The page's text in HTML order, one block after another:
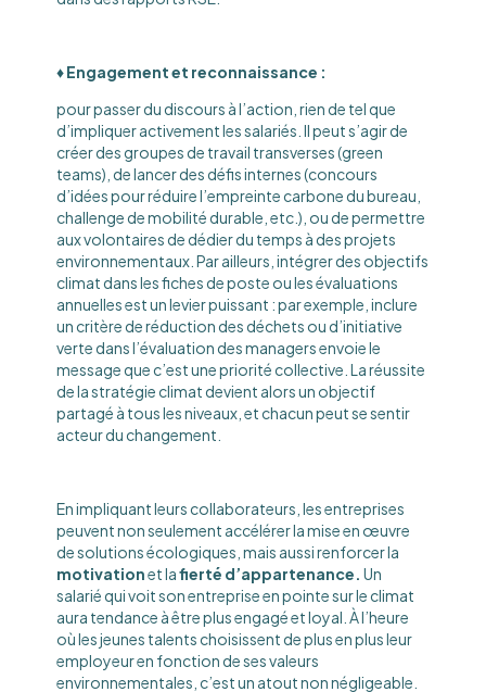
♦️ Engagement et reconnaissance :
pour passer du discours à l’action, rien de tel que
d’impliquer activement les salariés. Il peut s’agir de
créer des groupes de travail transverses (green
teams), de lancer des défis internes (concours
d’idées pour réduire l’empreinte carbone du bureau,
challenge de mobilité durable, etc.), ou de permettre
aux volontaires de dédier du temps à des projets
environnementaux. Par ailleurs, intégrer des objectifs
climat dans les fiches de poste ou les évaluations
annuelles est un levier puissant : par exemple, inclure
un critère de réduction des déchets ou d’initiative
verte dans l’évaluation des managers envoie le
message que c’est une priorité collective. La réussite
de la stratégie climat devient alors un objectif
partagé à tous les niveaux, et chacun peut se sentir
acteur du changement.
En impliquant leurs collaborateurs, les entreprises
peuvent non seulement accélérer la mise en œuvre
de solutions écologiques, mais aussi renforcer la
motivationet lafierté d’appartenance. Un
salarié qui voit son entreprise en pointe sur le climat
aura tendance à être plus engagé et loyal. À l’heure
où les jeunes talents choisissent de plus en plus leur
employeur en fonction de ses valeurs
environnementales, c’est un atout non négligeable.